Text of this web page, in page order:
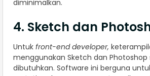
diminimalkan.
4. Sketch dan
Untuk front-end developer,
menggunakan Sketch dan Photoshop
dibutuhkan. Software ini berguna